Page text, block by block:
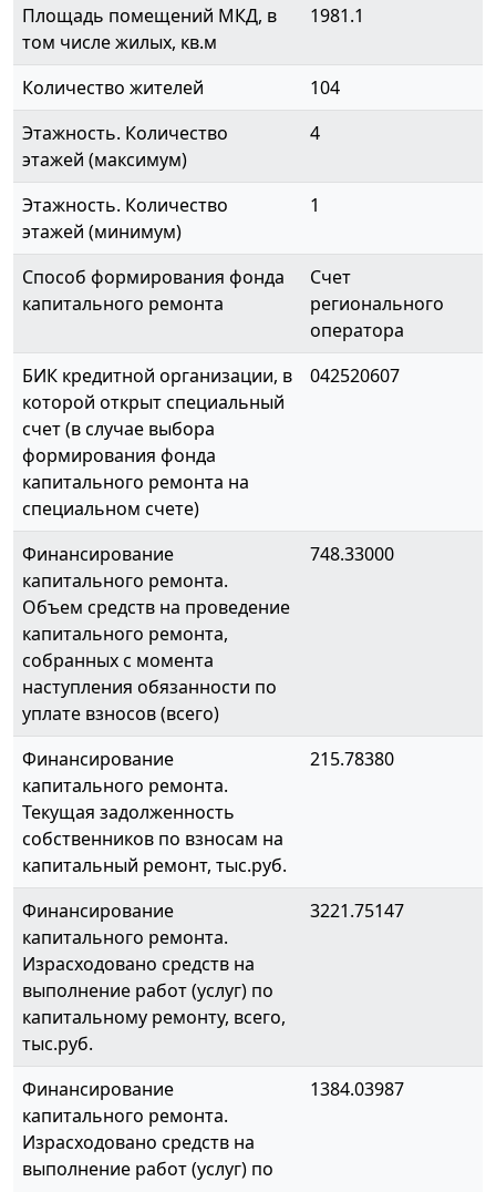
Площадь помещений МКД, в
том числе жилых, кв.м
1981.1
Количество жителей
104
Этажность. Количество
этажей (максимум)
4
Этажность. Количество
этажей (минимум)
1
Способ формирования фонда
капитального ремонта
Счет
регионального
оператора
БИК кредитной организации, в
которой открыт специальный
счет (в случае выбора
формирования фонда
капитального ремонта на
специальном счете)
042520607
Финансирование
капитального ремонта.
Объем средств на проведение
капитального ремонта,
собранных с момента
наступления обязанности по
уплате взносов (всего)
748.33000
Финансирование
капитального ремонта.
Текущая задолженность
собственников по взносам на
капитальный ремонт, тыс.руб.
215.78380
Финансирование
капитального ремонта.
Израсходовано средств на
выполнение работ (услуг) по
капитальному ремонту, всего,
тыс.руб.
3221.75147
Финансирование
капитального ремонта.
Израсходовано средств на
выполнение работ (услуг) по
1384.03987